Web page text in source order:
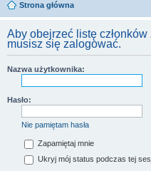
Strona główna
Aby obejrzeć listę
musisz się zalogować.
Nazwa użytkownika:
Hasło:
Nie pamiętam hasła
Zapamiętaj mnie
Ukryj mój status podczas tej